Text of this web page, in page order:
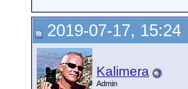
2019-07-17, 15:24
Kalimera
Admin